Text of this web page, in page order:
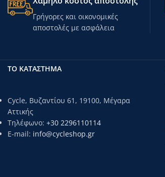
Γρήγορες και οικονομικές
αποστολές με ασφάλεια
ΤΟ ΚΑΤΑΣΤΗΜΑ
Cycle, Βυζαντίου 61, 19100, Μέγαρα
Αττικής
Τηλέφωνο: +30 2296110114
E-mail: info@cycleshop.gr